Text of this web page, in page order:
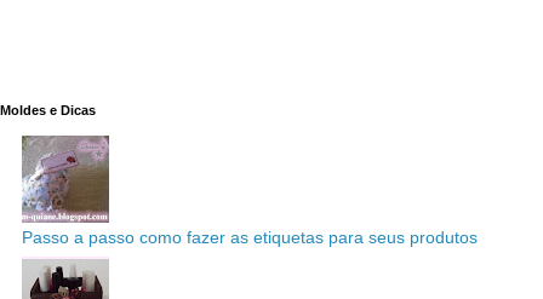
Moldes e Dicas
Passo a passo como fazer as etiquetas para seus produtos